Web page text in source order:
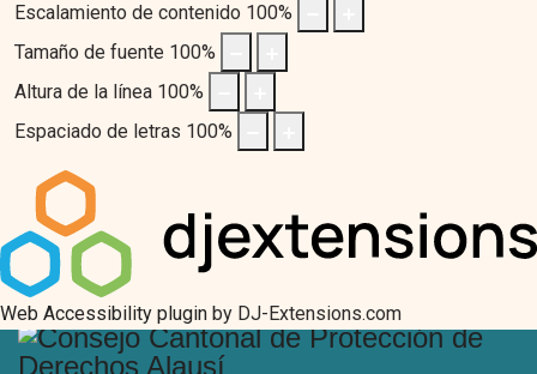
Escalamiento de contenido 100%
Tamaño de fuente 100%
Altura de la línea 100%
Espaciado de letras 100%
Web Accessibility plugin by DJ-Extensions.com